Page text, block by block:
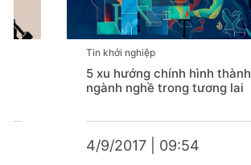
Tin khởi nghiệp
5 xu hướng chính hình thành
ngành nghề trong tương lai
4/9/2017 | 09:54